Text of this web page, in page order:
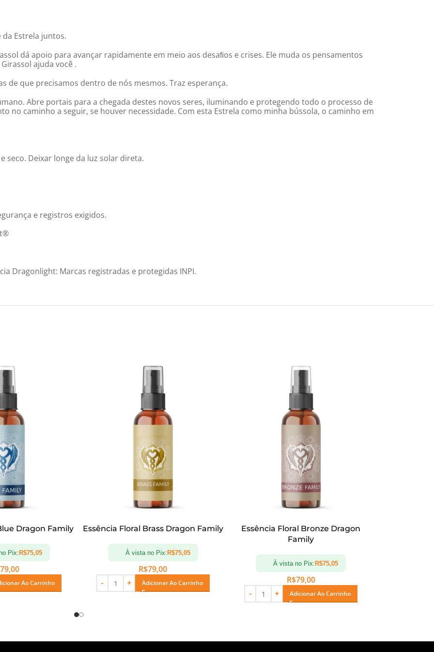
Estrela juntos.
dá apoio para avançar rapidamente em meio aos desaﬁos e crises. Ele muda os pensamentos
ajuda você .
de que precisamos dentro de nós mesmos. Traz esperança.
Abre portais para a chegada destes novos seres, iluminando e protegendo todo o processo de
no caminho a seguir, se houver necessidade. Com esta Estrela como minha bússola, o caminho em
seco. Deixar longe da luz solar direta.
e registros exigidos.
Dragonlight: Marcas registradas e protegidas INPI.
Dragon Family
Pix:R$75,05
79,00
Ao Carrinho
Essência Floral Brass Dragon Family
À vista no Pix:R$75,05
R$79,00
Adicionar Ao Carrinho
Essência Floral Bronze Dragon
Family
À vista no Pix:R$75,05
R$79,00
Adicionar Ao Carrinho